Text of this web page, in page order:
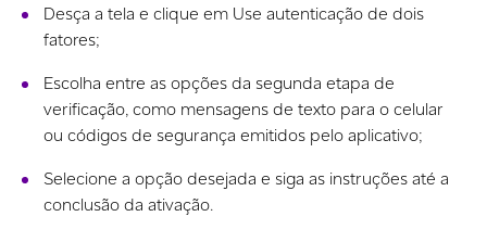
Desça a tela e clique em Use autenticação de dois
fatores;
Escolha entre as opções da segunda etapa de
verificação, como mensagens de texto para o celular
ou códigos de segurança emitidos pelo aplicativo;
Selecione a opção desejada e siga as instruções até a
conclusão da ativação.